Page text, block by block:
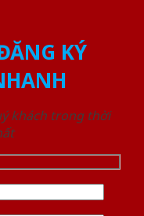
KÝ
khách trong thời